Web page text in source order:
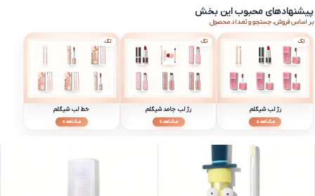
پیشنهادهای محبوب این بخش
بر اساس فروش، جستجو و تعداد محصول
تگ
رژ لب شیگلم
مشاهده
تگ
رژ لب جامد شیگلم
مشاهده
تگ
خط لب شیگلم
مشاهده